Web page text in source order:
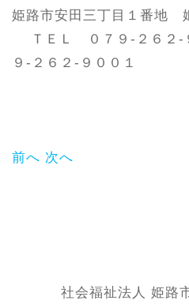
姫路市安田三丁目１番地
ＴＥＬ ０７９-２６２-
９-２６２-９００１
前へ 次へ
社会福祉法人 姫路